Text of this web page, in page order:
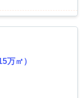
万㎡）